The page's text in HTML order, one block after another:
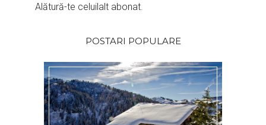
Alătură-te celuilalt abonat.
POSTARI POPULARE